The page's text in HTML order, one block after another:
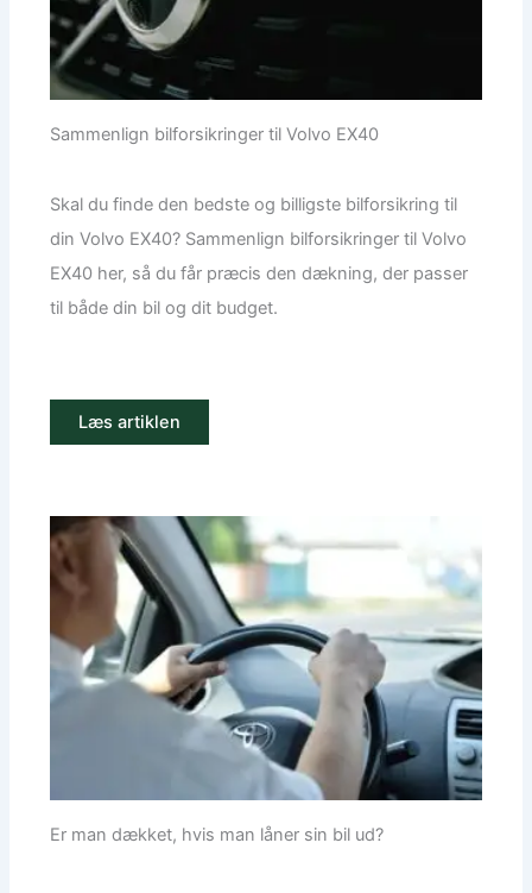
Sammenlign bilforsikringer til Volvo EX40
Skal du finde den bedste og billigste bilforsikring til
din Volvo EX40? Sammenlign bilforsikringer til Volvo
EX40 her, så du får præcis den dækning, der passer
til både din bil og dit budget.
Læs artiklen
Er man dækket, hvis man låner sin bil ud?